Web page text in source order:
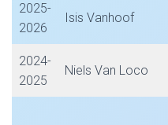
2025-
2026
Isis Vanhoof
2024-
2025
Niels Van Loco